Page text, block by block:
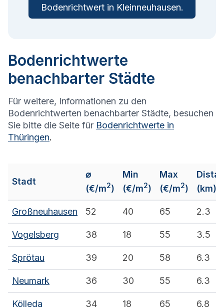
Bodenrichtwert in Kleinneuhausen.
Bodenrichtwerte
benachbarter Städte
Für weitere, Informationen zu den
Bodenrichtwerten benachbarter Städte, besuchen
Sie bitte die Seite für Bodenrichtwerte in
Thüringen.
Stadt
⌀
(€/m2)
Min
(€/m2)
Max
(€/m2)
(km)
Großneuhausen 52 40 65 2.3
Vogelsberg 38 18 55 3.5
Sprötau 39 20 58 6.3
Neumark 36 30 55 6.3
Kölleda 34 18 65 6.8